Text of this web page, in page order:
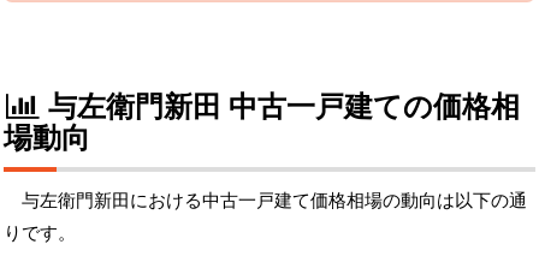
与左衛門新田 中古一戸建ての価格相
場動向
与左衛門新田における中古一戸建て価格相場の動向は以下の通
りです。